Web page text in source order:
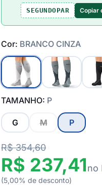
SEGUNDOPAR Copiar
Cor: BRANCO CINZA
TAMANHO: P
G M P
R$ 354,60
R$ 237,41no
(5,00% de desconto)